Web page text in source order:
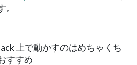
。
上で動かすのはめちゃくち
すすめ